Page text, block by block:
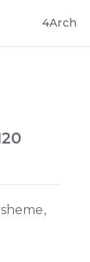
4Arch